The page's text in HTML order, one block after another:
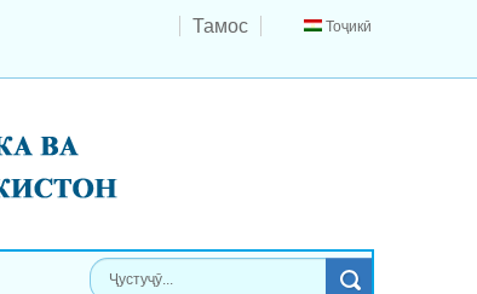
Тоҷикӣ
Тамос